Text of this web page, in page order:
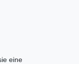
eine